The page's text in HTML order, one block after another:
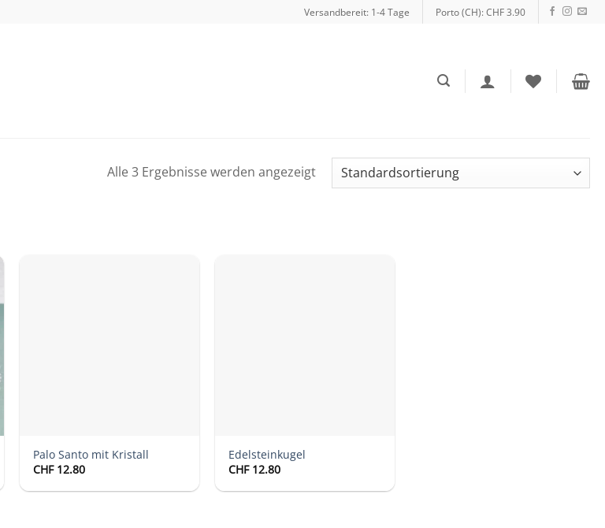
Versandbereit: 1-4 Tage Porto (CH): CHF 3.90
Alle 3 Ergebnisse werden angezeigt
Palo Santo mit Kristall
CHF12.80
Edelsteinkugel
CHF12.80